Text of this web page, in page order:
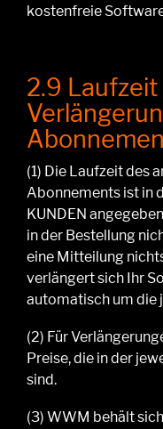
kostenfreie
2.9 Laufzeit
(1) Die Laufzeitdes
Abonnements ist in
KUNDEN
inder Bestellung
eine Mitteilung
verlängert sich Ihr
automatisch um die
(2) Für
Preise, die inder
sind.
(3) WWM behält